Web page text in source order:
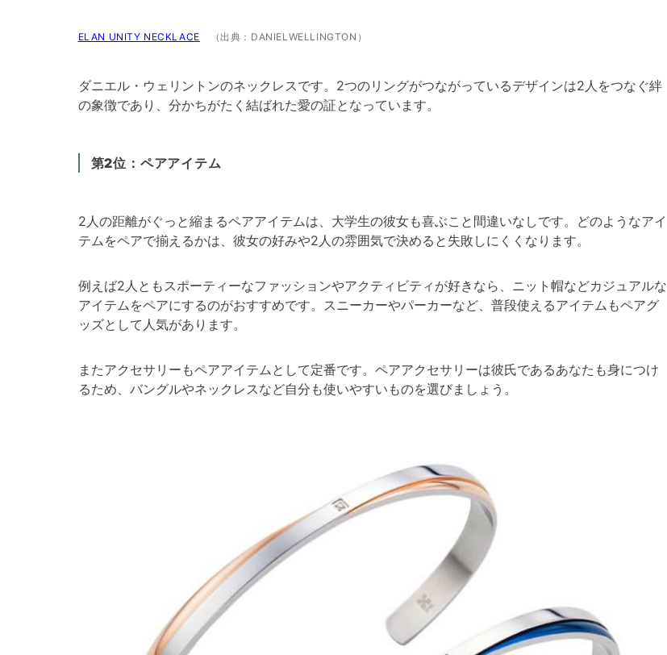
ELAN UNITY NECKLACE （出典：DANIELWELLINGTON）
ダニエル・ウェリントンのネックレスです。2つのリングがつながっているデザインは2人をつなぐ絆
の象徴であり、分かちがたく結ばれた愛の証となっています。
第2位：ペアアイテム
2人の距離がぐっと縮まるペアアイテムは、大学生の彼女も喜ぶこと間違いなしです。どのようなアイ
テムをペアで揃えるかは、彼女の好みや2人の雰囲気で決めると失敗しにくくなります。
例えば2人ともスポーティーなファッションやアクティビティが好きなら、ニット帽などカジュアルな
アイテムをペアにするのがおすすめです。スニーカーやパーカーなど、普段使えるアイテムもペアグ
ッズとして人気があります。
またアクセサリーもペアアイテムとして定番です。ペアアクセサリーは彼氏であるあなたも身につけ
るため、バングルやネックレスなど自分も使いやすいものを選びましょう。